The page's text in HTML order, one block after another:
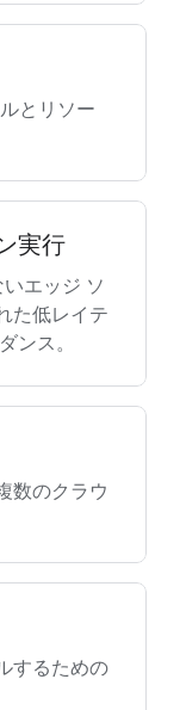
とリソー
実行
エッジ ソ
た低レイテ
ンス。
数のクラウ
するための